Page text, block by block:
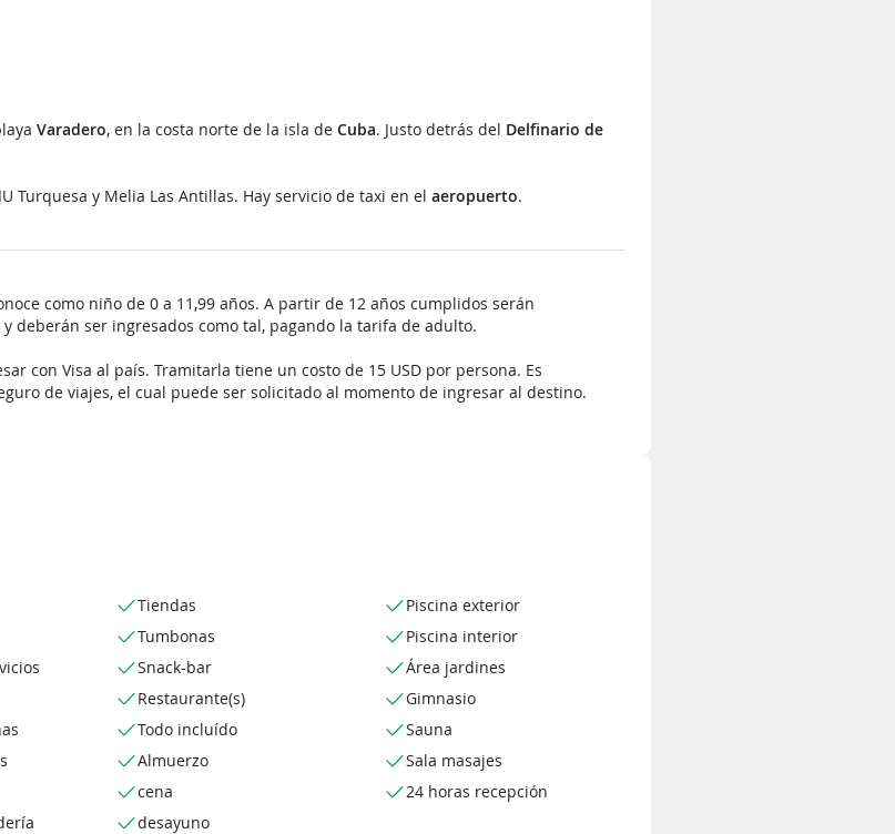
Varadero, en la costa norte de la isla de Cuba. Justo detrás del Delfinario de
Turquesa y Melia Las Antillas. Hay servicio de taxi en el aeropuerto.
como niño de 0 a 11,99 años. A partir de 12 años cumplidos serán
deberán ser ingresados como tal, pagando la tarifa de adulto.
con Visa al país. Tramitarla tiene un costo de 15 USD por persona. Es
de viajes, el cual puede ser solicitado al momento de ingresar al destino.
Tiendas
Tumbonas
Snack-bar
Restaurante(s)
Todo incluído
Almuerzo
cena
desayuno
Piscina exterior
Piscina interior
Área jardines
Gimnasio
Sauna
Sala masajes
24 horas recepción